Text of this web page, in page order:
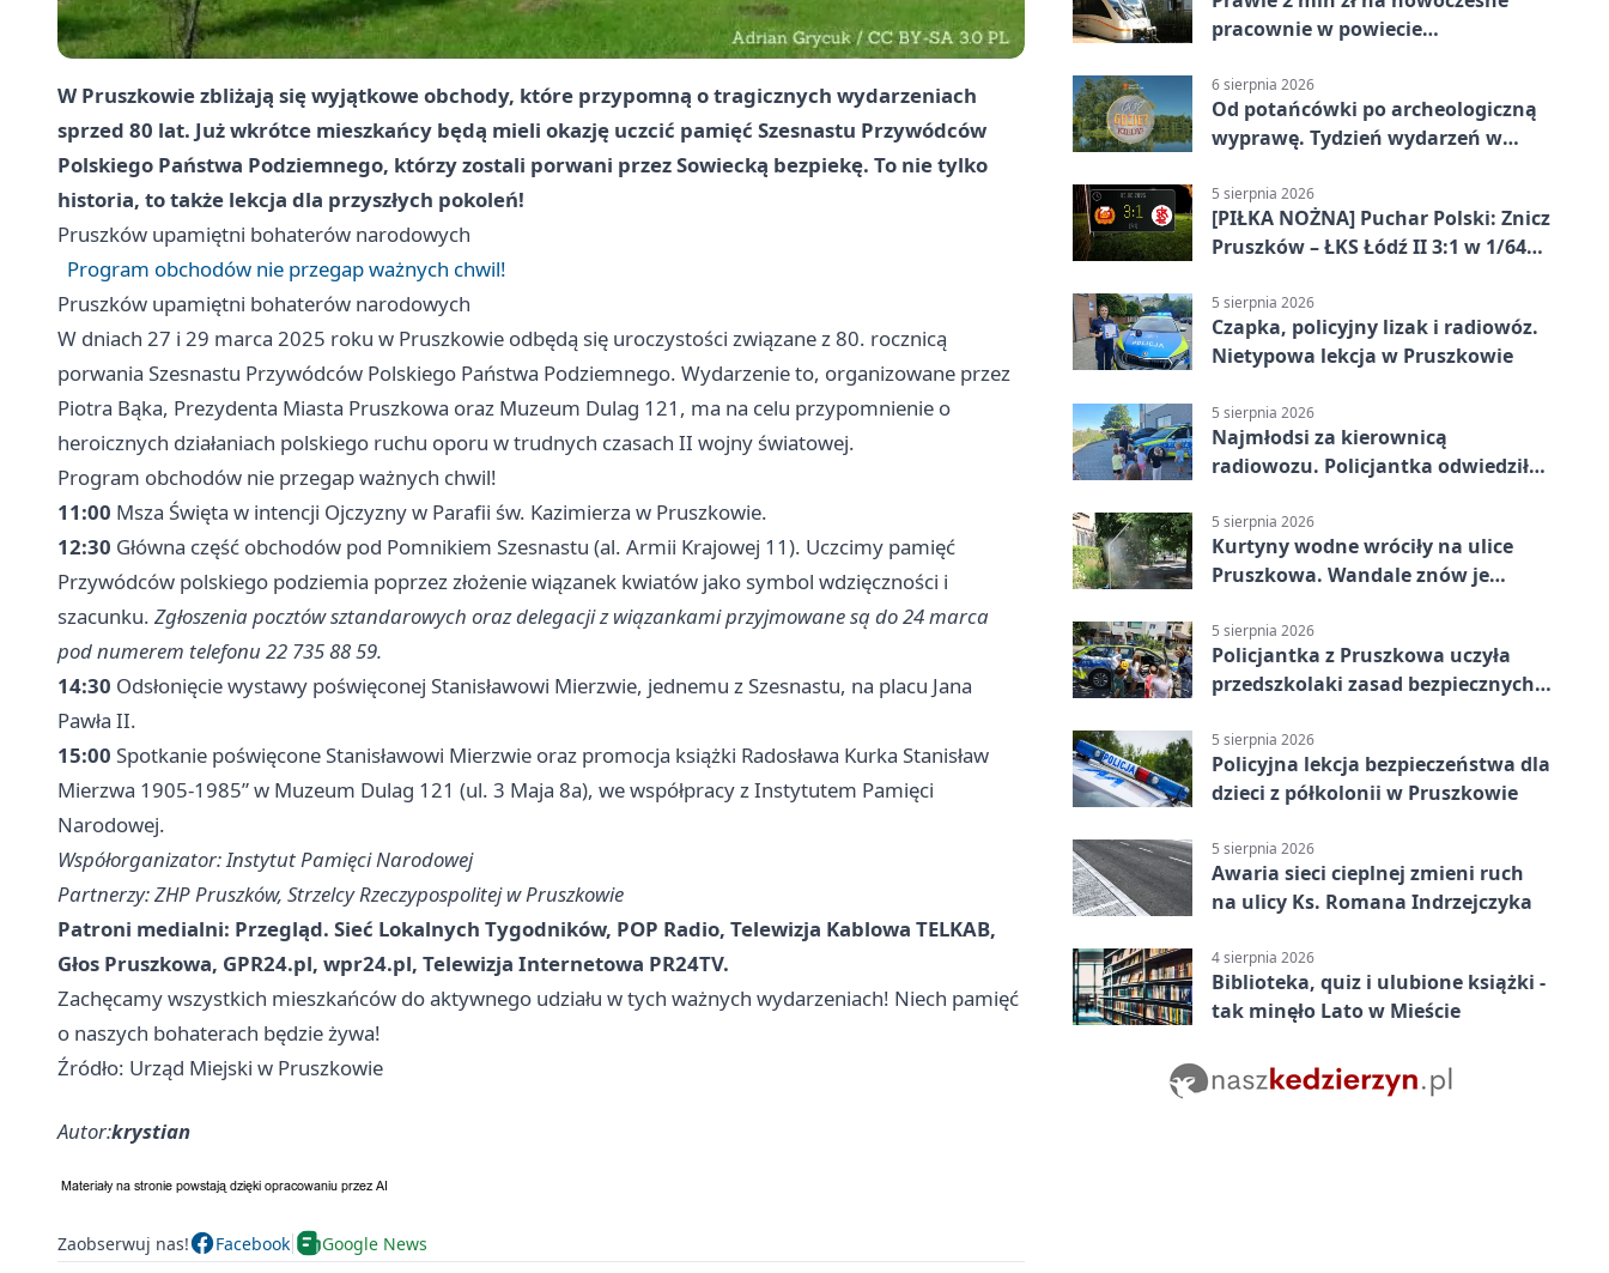
W Pruszkowie zbliżają się wyjątkowe obchody, które przypomną o tragicznych wydarzeniach
sprzed 80 lat. Już wkrótce mieszkańcy będą mieli okazję uczcić pamięć Szesnastu Przywódców
Polskiego Państwa Podziemnego, którzy zostali porwani przez Sowiecką bezpiekę. To nie tylko
historia, to także lekcja dla przyszłych pokoleń!
Pruszków upamiętni bohaterów narodowych
Program obchodów nie przegap ważnych chwil!
Pruszków upamiętni bohaterów narodowych
W dniach 27 i 29 marca 2025 roku w Pruszkowie odbędą się uroczystości związane z 80. rocznicą
porwania Szesnastu Przywódców Polskiego Państwa Podziemnego. Wydarzenie to, organizowane przez
Piotra Bąka, Prezydenta Miasta Pruszkowa oraz Muzeum Dulag 121, ma na celu przypomnienie o
heroicznych działaniach polskiego ruchu oporu w trudnych czasach II wojny światowej.
Program obchodów nie przegap ważnych chwil!
11:00 Msza Święta w intencji Ojczyzny w Parafii św. Kazimierza w Pruszkowie.
12:30 Główna część obchodów pod Pomnikiem Szesnastu (al. Armii Krajowej 11). Uczcimy pamięć
Przywódców polskiego podziemia poprzez złożenie wiązanek kwiatów jako symbol wdzięczności i
szacunku. Zgłoszenia pocztów sztandarowych oraz delegacji z wiązankami przyjmowane są do 24 marca
pod numerem telefonu 22 735 88 59.
14:30 Odsłonięcie wystawy poświęconej Stanisławowi Mierzwie, jednemu z Szesnastu, na placu Jana
Pawła II.
15:00 Spotkanie poświęcone Stanisławowi Mierzwie oraz promocja książki Radosława Kurka Stanisław
Mierzwa 1905-1985” w Muzeum Dulag 121 (ul. 3 Maja 8a), we współpracy z Instytutem Pamięci
Narodowej.
Współorganizator: Instytut Pamięci Narodowej
Partnerzy: ZHP Pruszków, Strzelcy Rzeczypospolitej w Pruszkowie
Patroni medialni: Przegląd. Sieć Lokalnych Tygodników, POP Radio, Telewizja Kablowa TELKAB,
Głos Pruszkowa, GPR24.pl, wpr24.pl, Telewizja Internetowa PR24TV.
Zachęcamy wszystkich mieszkańców do aktywnego udziału w tych ważnych wydarzeniach! Niech pamięć
o naszych bohaterach będzie żywa!
Źródło: Urząd Miejski w Pruszkowie
Autor:krystian
Zaobserwuj nas! Facebook Google News
pracownie w powiecie
6 sierpnia 2026
Od potańcówki po archeologiczną
wyprawę. Tydzień wydarzeń w
5 sierpnia 2026
[PIŁKA NOŻNA] Puchar Polski: Znicz
Pruszków – ŁKS Łódź II 3:1 w 1/64
5 sierpnia 2026
Czapka, policyjny lizak i radiowóz.
Nietypowa lekcja w Pruszkowie
5 sierpnia 2026
Najmłodsi za kierownicą
radiowozu. Policjantka odwiedziła
5 sierpnia 2026
Kurtyny wodne wróciły na ulice
Pruszkowa. Wandale znów je
5 sierpnia 2026
Policjantka z Pruszkowa uczyła
przedszkolaki zasad bezpiecznych
5 sierpnia 2026
Policyjna lekcja bezpieczeństwa dla
dzieci z półkolonii w Pruszkowie
5 sierpnia 2026
Awaria sieci cieplnej zmieni ruch
na ulicy Ks. Romana Indrzejczyka
4 sierpnia 2026
Biblioteka, quiz i ulubione książki -
tak minęło Lato w Mieście